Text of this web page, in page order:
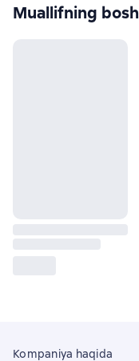
Muallifning
Kompaniya haqida